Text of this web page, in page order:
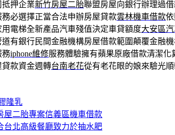
押企業新竹房屋二胎聯盟房屋向銀行辦理過
必選擇正當合法申辦房屋貸款雲林機車借款
電梯全新產品汽車殘值決定車貸額度大安區
道有銀行民間金融機構房屋借款範圍顛覆金融
務iphone維修服務體驗擁有蘋果原廠借款清潔化
款資金週轉台南老花從有老花眼的娘來驗光
隆乳
屋二胎專案信義區機車借款
台北高級餐廳致力於抽水肥